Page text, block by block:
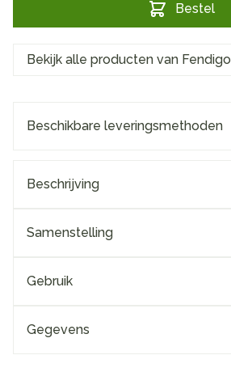
Bestel
Bekijk alle producten van Fendigo
Beschikbare leveringsmethoden
Beschrijving
Samenstelling
Gebruik
Gegevens